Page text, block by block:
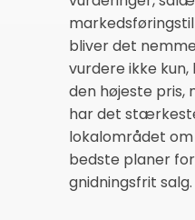
bliver det
vurdere ikke
den højeste pris,
har det
lokalområdet om
bedste planer
gnidningsfrit salg.